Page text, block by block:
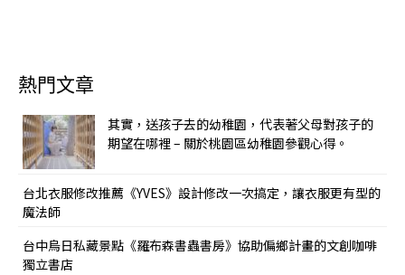
熱門文章
其實，送孩子去的幼稚園，代表著父母對孩子的
期望在哪裡 – 關於桃園區幼稚園參觀心得。
台北衣服修改推薦《YVES》設計修改一次搞定，讓衣服更有型的
魔法師
台中烏日私藏景點《羅布森書蟲書房》協助偏鄉計畫的文創咖啡
獨立書店